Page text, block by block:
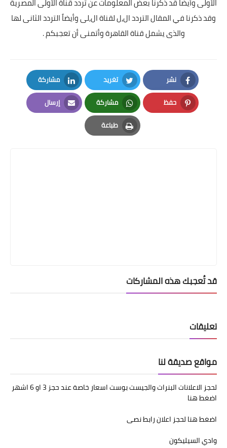
الأولى وأيضاً قد ذكرنا بعض المعلومات عن تردد قناة الأولى المصرية
وقد ذكرنا في المقال التردد ال,ل لقناة ال,لى وأيضاً التردد الثانى لها
والذى يشمل قناة القاهرة وأتمنى أن تعجبكم .
نشر
Facebook
تغريد
Twitter
مشاركة
LinkedIn
حفظ
Pinterest
مشاركة
Whatsapp
إرسال
Email
طباعة
Print
قد تُعجبك هذه المشاركات
تعليقات
مواقع صديقة لنا
لحجز الاعلانات البنرات والجيست بوست اسعار خاصة عند حجز 3 او 6 اشهر
اضغط هنا
اضغط هنا لحجز اعلان رابط نصى
وادي السيليكون